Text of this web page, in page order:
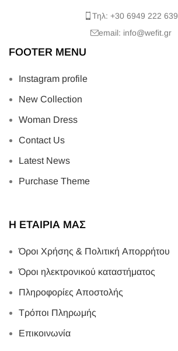
Τηλ: +30 6949 222 639
email: info@wefit.gr
FOOTER MENU
Instagram profile
New Collection
Woman Dress
Contact Us
Latest News
Purchase Theme
Η ΕΤΑΙΡΙΑ ΜΑΣ
Όροι Χρήσης & Πολιτική Απορρήτου
Όροι ηλεκτρονικού καταστήματος
Πληροφορίες Αποστολής
Τρόποι Πληρωμής
Επικοινωνία